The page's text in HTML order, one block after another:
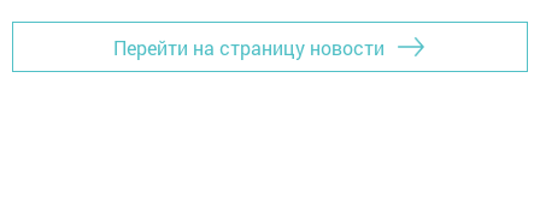
Перейти на страницу новости